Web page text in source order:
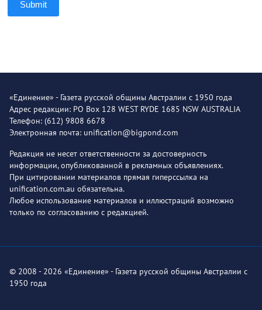
Submit
«Единение» - Газета русской общины Австралии с 1950 года
Адрес редакции: PO Box 128 WEST RYDE 1685 NSW AUSTRALIA
Телефон: (612) 9808 6678
Электронная почта: unification@bigpond.com
Редакция не несет ответственности за достоверность
информации, опубликованной в рекламных объявлениях.
При цитировании материалов прямая гиперссылка на
unification.com.au обязательна.
Любое использование материалов и иллюстраций возможно
только по согласованию с редакцией.
© 2008 - 2026 «Единение» - Газета русской общины Австралии с
1950 года